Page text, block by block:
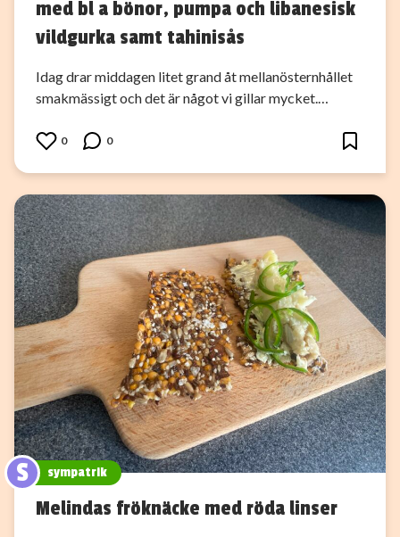
med bl a bönor, pumpa och libanesisk
vildgurka samt tahinisås
Idag drar middagen litet grand åt mellanösternhållet
smakmässigt och det är något vi gillar mycket.…
0 0
S sympatrik
Melindas fröknäcke med röda linser